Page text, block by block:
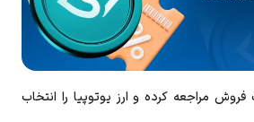
مراجعه کرده و ارز یوتوپیا را انتخاب